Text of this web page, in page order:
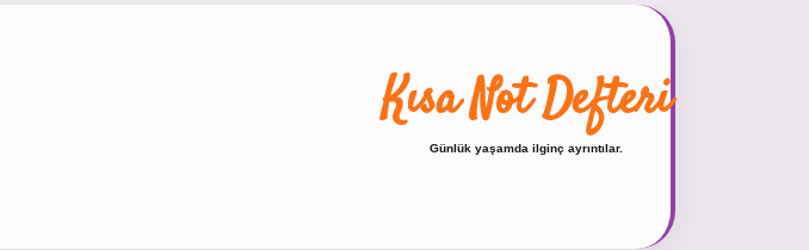
Kısa Not Defteri
Günlük yaşamda ilginç ayrıntılar.